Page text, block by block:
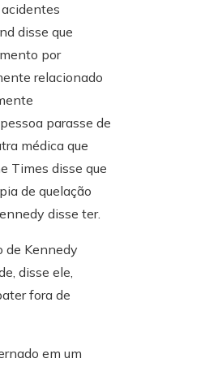
disse que
por
relacionado
parasse de
médica que
Times disse que
de quelação
disse ter.
de Kennedy
disse ele,
fora de
em um